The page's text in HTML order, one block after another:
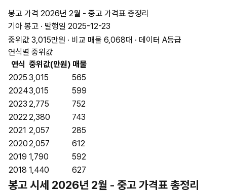
봉고 가격 2026년 2월 - 중고 가격표 총정리
기아 봉고 · 발행일 2025-12-23
중위값 3,015만원 · 비교 매물 6,068대 · 데이터 A등급
연식별 중위값
연식 중위값(만원) 매물
2025 3,015
565
20243,015
599
2023 2,775
752
2022 2,380
743
2021 2,057
285
20202,057
612
2019 1,790
592
2018 1,440 627
봉고 시세 2026년 2월 - 중고 가격표 총정리